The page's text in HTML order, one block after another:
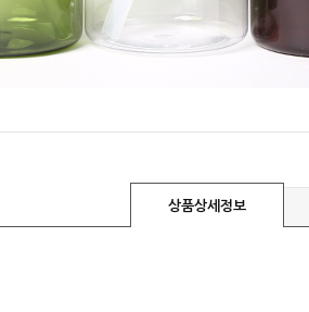
상품상세정보